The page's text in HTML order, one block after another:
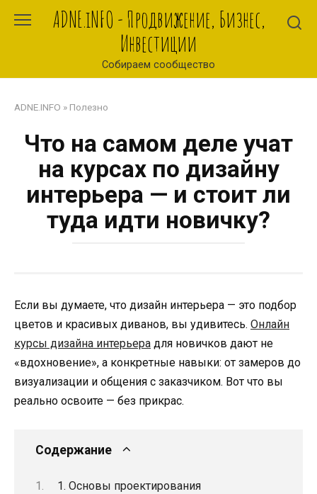
ADNE.iNFO - Продвижение, Бизнес,
Инвестиции
Собираем сообщество
ADNE.INFO » Полезно
Что на самом деле учат
на курсах по дизайну
интерьера — и стоит ли
туда идти новичку?
Если вы думаете, что дизайн интерьера — это подбор
цветов и красивых диванов, вы удивитесь. Онлайн
курсы дизайна интерьера для новичков дают не
«вдохновение», а конкретные навыки: от замеров до
визуализации и общения с заказчиком. Вот что вы
реально освоите — без прикрас.
Содержание
1. Основы проектирования